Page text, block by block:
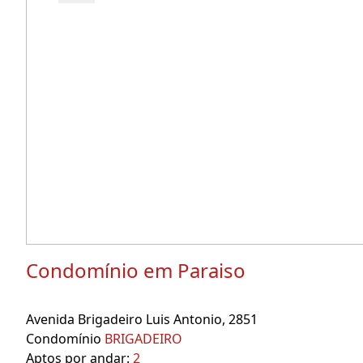
Condomínio em Paraiso
Avenida Brigadeiro Luis Antonio, 2851
Condomínio BRIGADEIRO
Aptos por andar: 2